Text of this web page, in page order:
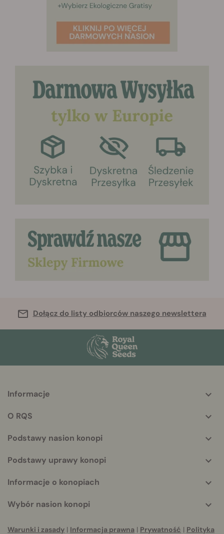
Dołącz do listy odbiorców naszego newslettera
info
Informacje
O RQS
Podstawy nasion konopi
Podstawy uprawy konopi
Informacje o konopiach
Wybór nasion konopi
Warunki i zasady | Informacja prawna | Prywatność | Polityka